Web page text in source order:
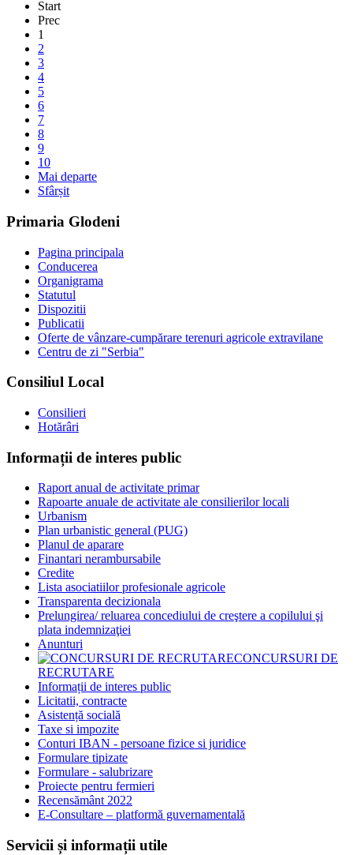
Start
Prec
1
2
3
4
5
6
7
8
9
10
Mai departe
Sfârșit
Primaria Glodeni
Pagina principala
Conducerea
Organigrama
Statutul
Dispozitii
Publicatii
Oferte de vânzare-cumpărare terenuri agricole extravilane
Centru de zi "Serbia"
Consiliul Local
Consilieri
Hotărâri
Informații de interes public
Raport anual de activitate primar
Rapoarte anuale de activitate ale consilierilor locali
Urbanism
Plan urbanistic general (PUG)
Planul de aparare
Finantari nerambursabile
Credite
Lista asociatiilor profesionale agricole
Transparenta decizionala
Prelungirea/ reluarea concediului de creştere a copilului şi
plata indemnizaţiei
Anunturi
CONCURSURI DE
RECRUTARE
Informații de interes public
Licitatii, contracte
Asistență socială
Taxe si impozite
Conturi IBAN - persoane fizice si juridice
Formulare tipizate
Formulare - salubrizare
Proiecte pentru fermieri
Recensământ 2022
E-Consultare – platformă guvernamentală
Servicii și informații utile